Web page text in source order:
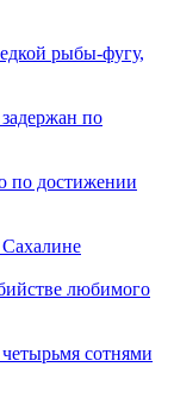
рыбы-фугу,
по
по достижении
любимого
сотнями